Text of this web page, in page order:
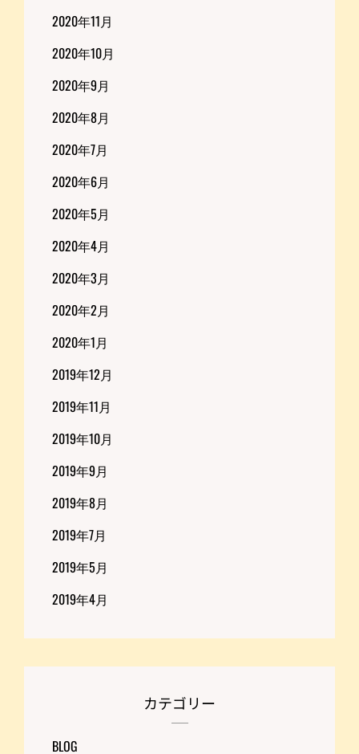
2020年11月
2020年10月
2020年9月
2020年8月
2020年7月
2020年6月
2020年5月
2020年4月
2020年3月
2020年2月
2020年1月
2019年12月
2019年11月
2019年10月
2019年9月
2019年8月
2019年7月
2019年5月
2019年4月
カテゴリー
BLOG